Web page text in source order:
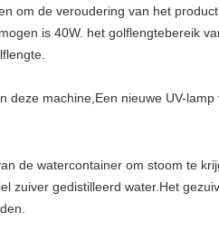
om de veroudering van het
is 40W. het golflengtebereik
deze machine,Een nieuwe UV-lamp
de watercontainer om stoom te
zuiver gedistilleerd water.Het